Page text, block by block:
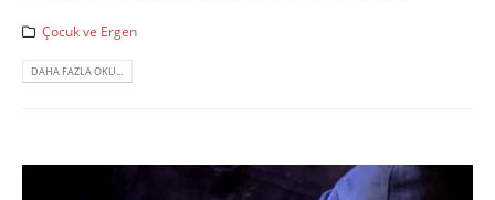
Çocuk ve Ergen
DAHA FAZLA OKU...